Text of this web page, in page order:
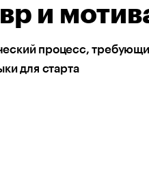
и
процесс,
для старта